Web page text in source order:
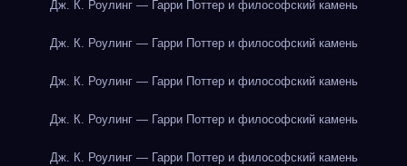
Дж. К. Роулинг — Гарри Поттер и философский камень
Дж. К. Роулинг — Гарри Поттер и философский камень
Дж. К. Роулинг — Гарри Поттер и философский камень
Дж. К. Роулинг — Гарри Поттер и философский камень
Дж. К. Роулинг — Гарри Поттер и философский камень